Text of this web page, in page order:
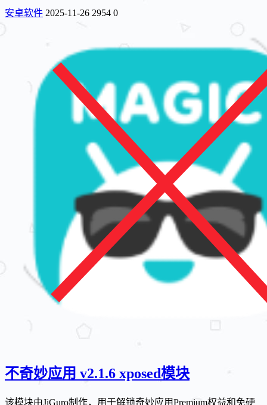
安卓软件 2025-11-26 2954 0
不奇妙应用 v2.1.6 xposed模块
该模块由JiGuro制作，用于解锁奇妙应用Premium权益和免硬